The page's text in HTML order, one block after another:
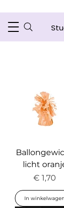
licht
Prijs
€ 1,70
In winkelwagen